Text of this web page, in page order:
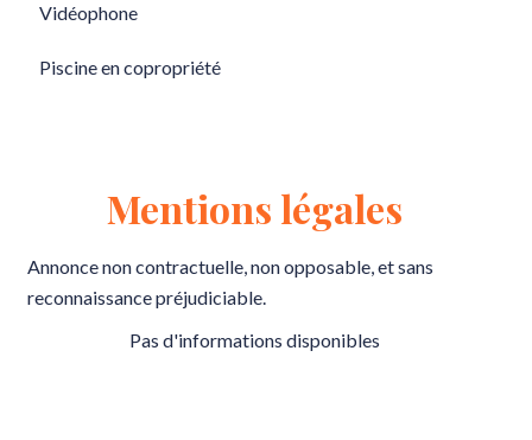
Vidéophone
Piscine en copropriété
Mentions légales
Annonce non contractuelle, non opposable, et sans
reconnaissance préjudiciable.
Pas d'informations disponibles